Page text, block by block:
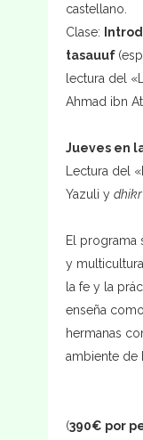
castellano.
Clase:
tasauuf
lectura del
Ahmad ibn
Jueves en
Lectura del
Yazuli y dhikr
El programa
y
la fe y la
enseña
hermanas
ambiente de
(390€ por